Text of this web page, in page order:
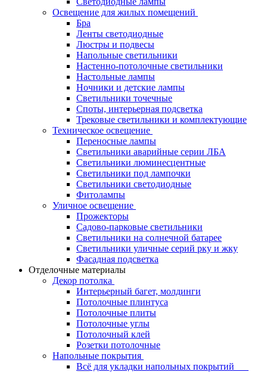
Освещение для жилых помещений
Бра
Ленты светодиодные
Люстры и подвесы
Напольные светильники
Настенно-потолочные светильники
Настольные лампы
Ночники и детские лампы
Светильники точечные
Споты, интерьерная подсветка
Трековые светильники и комплектующие
Техническое освещение
Переносные лампы
Светильники аварийные серии ЛБА
Светильники люминесцентные
Светильники под лампочки
Светильники светодиодные
Фитолампы
Уличное освещение
Прожекторы
Садово-парковые светильники
Светильники на солнечной батарее
Светильники уличные серий рку и жку
Фасадная подсветка
Отделочные материалы
Декор потолка
Интерьерный багет, молдинги
Потолочные плинтуса
Потолочные плиты
Потолочные углы
Потолочный клей
Розетки потолочные
Напольные покрытия
Всё для укладки напольных покрытий